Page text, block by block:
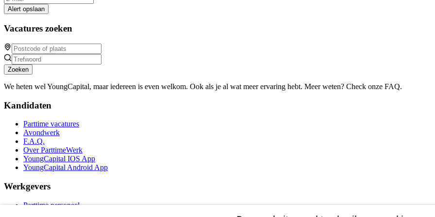
Alert opslaan
Vacatures zoeken
Zoeken
We heten wel YoungCapital, maar iedereen is even welkom. Ook als je al wat meer ervaring hebt. Meer weten? Check onze FAQ.
Kandidaten
Parttime vacatures
Avondwerk
F.A.Q.
Over ParttimeWerk
YoungCapital IOS App
YoungCapital Android App
Werkgevers
Parttime personeel